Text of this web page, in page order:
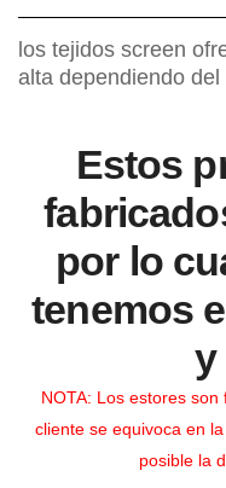
los tejidos screen
alta dependiendo
Estos
por lo
tenemos
y
NOTA: Los estores
cliente se equivoca en
posible la